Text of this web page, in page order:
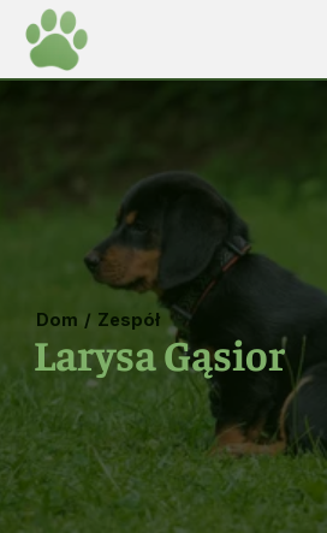
Dom / Zespół
Larysa Gąsior